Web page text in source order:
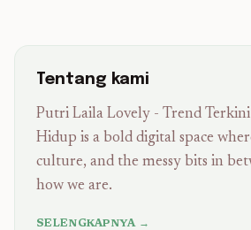
Tentang kami
Putri Laila Lovely - Trend Terkini
Hidup is a bold digital space
culture, and the messy bits in
how we are.
SELENGKAPNYA →